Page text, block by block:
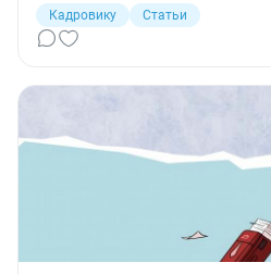
отдельных категорий
компенсаций при
времени.
Кадровику
Статьи